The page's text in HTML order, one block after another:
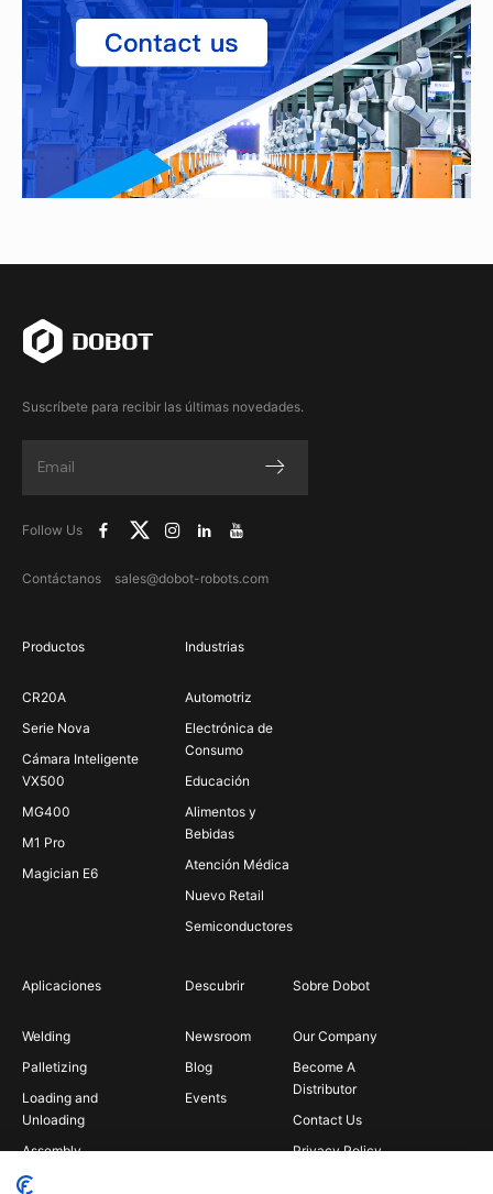
Suscríbete para recibir las últimas novedades.
Follow Us
Contáctanos sales@dobot-robots.com
Productos
CR20A
Serie Nova
Cámara Inteligente
VX500
MG400
M1 Pro
Magician E6
Industrias
Automotriz
Electrónica de
Consumo
Educación
Alimentos y
Bebidas
Atención Médica
Nuevo Retail
Semiconductores
Aplicaciones
Welding
Palletizing
Loading and
Unloading
Assembly
Bin Picking
Descubrir
Newsroom
Blog
Events
Sobre Dobot
Our Company
Become A
Distributor
Contact Us
Privacy Policy